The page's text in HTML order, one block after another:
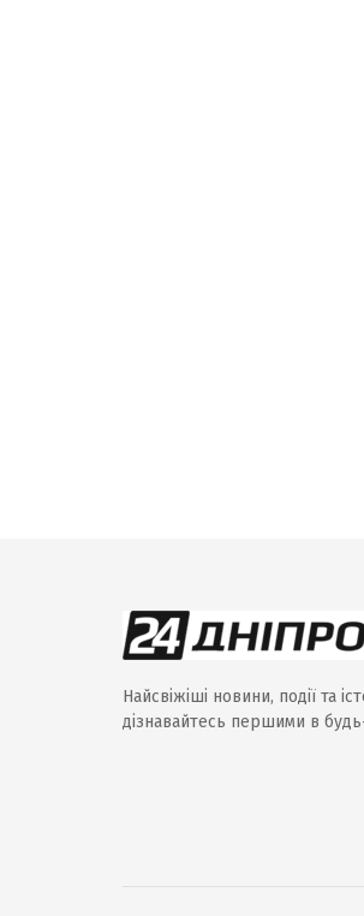
Найсвіжіші новини, події та
дізнавайтесь першими в